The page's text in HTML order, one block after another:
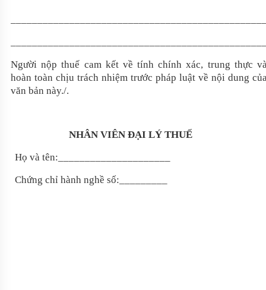
Người nộp thuế cam kết về tính chính xác, trung thực
hoàn toàn chịu trách nhiệm trước pháp luật về nội dung
văn bản này./.
NHÂN VIÊN ĐẠI LÝ THUẾ
Họ và tên:_____________________
Chứng chỉ hành nghề số:___